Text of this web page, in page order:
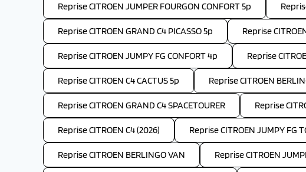
Reprise CITROEN JUMPER FOURGON CONFORT 5p
Reprise CITROEN GRAND C4 PICASSO 5p Reprise
Reprise CITROEN JUMPY FG CONFORT 4p Reprise
Reprise CITROEN C4 CACTUS 5p Reprise CITROEN
Reprise CITROEN GRAND C4 SPACETOURER Reprise
Reprise CITROEN C4 (2026) Reprise CITROEN JUMPY FG
Reprise CITROEN BERLINGO VAN Reprise CITROEN